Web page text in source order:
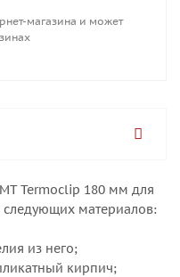
магазина и может
Termoclip 180 мм для
следующих материалов:
из него;
кирпич;